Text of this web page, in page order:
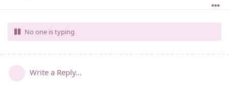
No one is typing
Write a Reply...